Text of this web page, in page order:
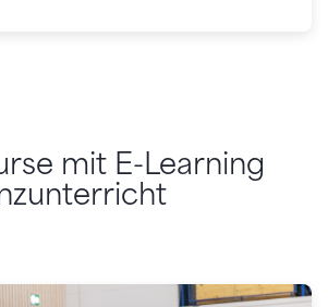
mit E-Learning